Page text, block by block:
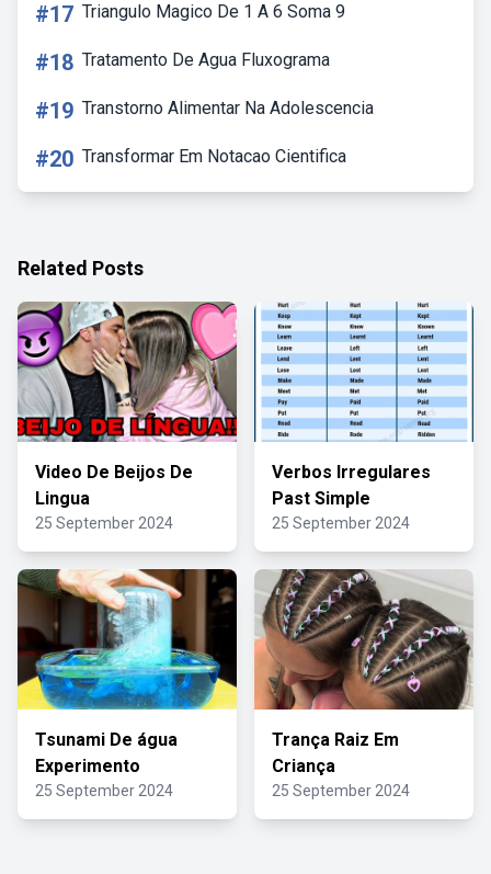
#17 Triangulo Magico De 1 A 6 Soma 9
#18 Tratamento De Agua Fluxograma
#19 Transtorno Alimentar Na Adolescencia
#20 Transformar Em Notacao Cientifica
Related Posts
Video De Beijos De
Lingua
25 September 2024
Verbos Irregulares
Past Simple
25 September 2024
Tsunami De água
Experimento
25 September 2024
Trança Raiz Em
Criança
25 September 2024